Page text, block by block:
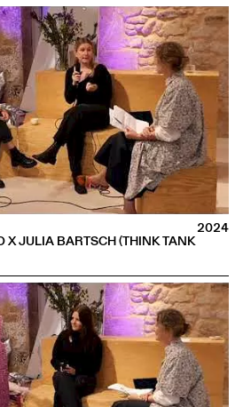
JULIA BARTSCH (THINK TANK
2024